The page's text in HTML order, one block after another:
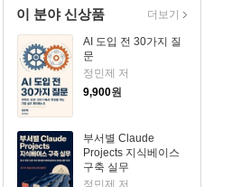
이 분야 신상품
AI 도입 전 30가지 질
문
정민제 저
9,900원
부서별 Claude
Projects 지식베이스
구축 실무
더보기